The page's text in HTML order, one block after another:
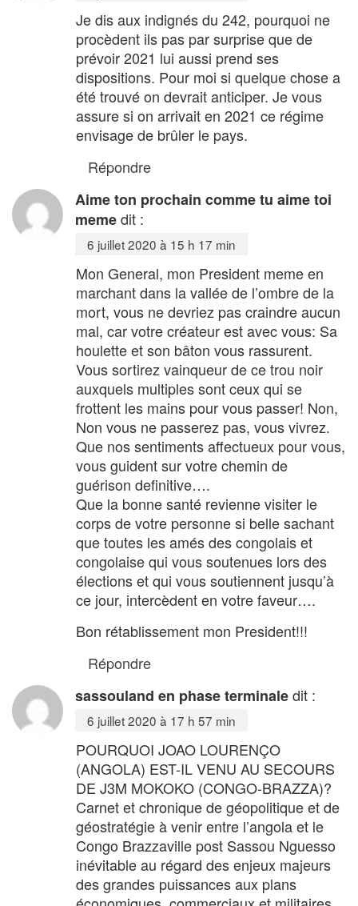
Je dis aux indignés du 242, pourquoi ne
procèdent ils pas par surprise que de
prévoir 2021 lui aussi prend ses
dispositions. Pour moi si quelque chose a
été trouvé on devrait anticiper. Je vous
assure si on arrivait en 2021 ce régime
envisage de brûler le pays.
Répondre
Aime ton prochain comme tu aime toi
memedit :
6 juillet 2020 à 15 h 17 min
Mon General, mon President meme en
marchant dans la vallée de l’ombre de la
mort, vous ne devriez pas craindre aucun
mal, car votre créateur est avec vous: Sa
houlette et son bâton vous rassurent.
Vous sortirez vainqueur de ce trou noir
auxquels multiples sont ceux qui se
frottent les mains pour vous passer! Non,
Non vous ne passerez pas, vous vivrez.
Que nos sentiments affectueux pour vous,
vous guident sur votre chemin de
guérison definitive….
Que la bonne santé revienne visiter le
corps de votre personne si belle sachant
que toutes les amés des congolais et
congolaise qui vous soutenues lors des
élections et qui vous soutiennent jusqu’à
ce jour, intercèdent en votre faveur….
Bon rétablissement mon President!!!
Répondre
sassouland en phase terminaledit :
6 juillet 2020 à 17 h 57 min
POURQUOI JOAO LOURENÇO
(ANGOLA) EST-IL VENU AU SECOURS
DE J3M MOKOKO (CONGO-BRAZZA)?
Carnet et chronique de géopolitique et de
géostratégie à venir entre l’angola et le
Congo Brazzaville post Sassou Nguesso
inévitable au régard des enjeux majeurs
des grandes puissances aux plans